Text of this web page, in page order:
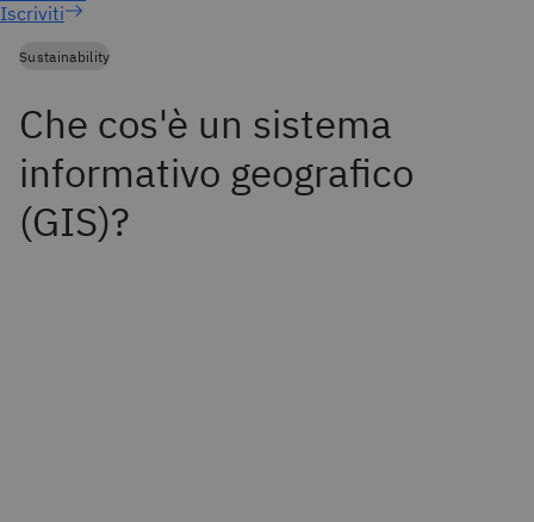
Iscriviti
Sustainability
Che cos'è un sistema
informativo geografico
(GIS)?